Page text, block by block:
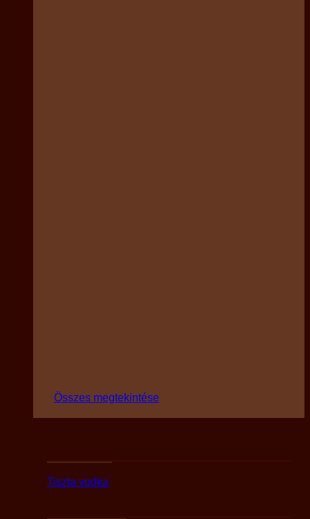
Összes megtekintése
Tiszta vodka